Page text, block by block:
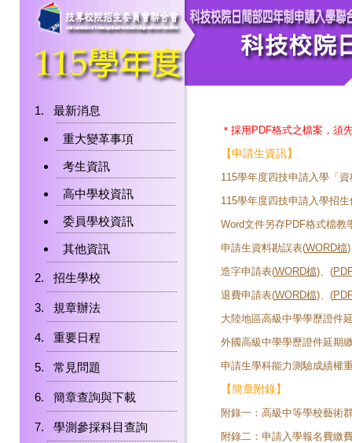
最新消息
重大變革事項
考生資訊
高中學校資訊
委員學校資訊
其他資訊
招生學校
規章辦法
重要日程
常見問題
簡章查詢與下載
學測參採科目查詢
＊採用PDF格式之檔案，須
【申請生資訊】
115學年度四技申請入學「
115學年度四技申請入學招
Word文件另存PDF格式檔教
申請生資料勘誤表(WORD檔)
造字申請表(WORD檔)、(
退費申請表(WORD檔)、(
大陸地區高級中學學歷證件
外國高級中學學歷證件延期
申請生學科能力測驗成績權
【簡章附錄】
附錄一： 高級中等學校藝術
附錄二： 申請入學報名費繳